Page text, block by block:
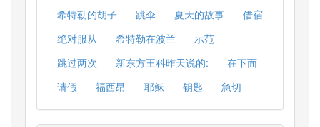
希特勒的胡子 跳伞 夏天的故事
借宿
绝对服从
希特勒在波兰
示范
跳过两次
新东方王科昨天说的:
在下面
请假
福西昂 耶稣 钥匙 急切